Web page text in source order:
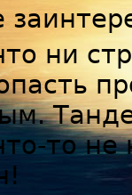
ни
то не